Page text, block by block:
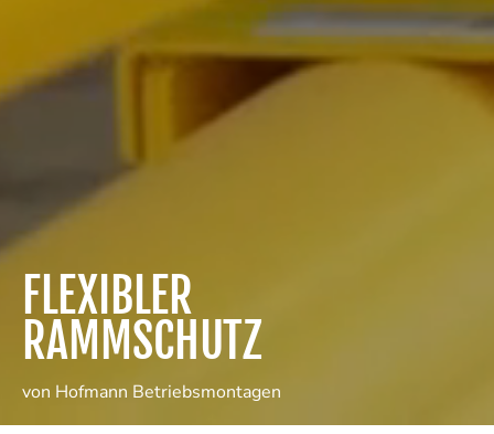
FLEXIBLER
RAMMSCHUTZ
von Hofmann Betriebsmontagen